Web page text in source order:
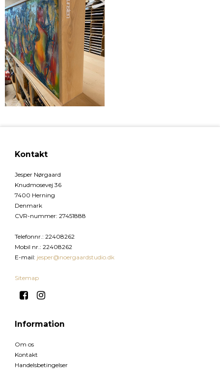
Kontakt
Jesper Nørgaard
Knudmosevej 36
7400 Herning
Denmark
CVR-nummer: 27451888
Telefonnr.: 22408262
Mobil nr.: 22408262
E-mail: jesper@noergaardstudio.dk
Sitemap
Information
Om os
Kontakt
Handelsbetingelser